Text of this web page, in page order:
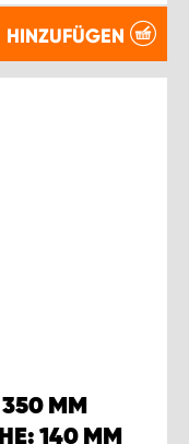
HINZUFÜGEN
350 MM
140 MM